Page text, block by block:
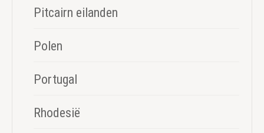
Pitcairn eilanden
Polen
Portugal
Rhodesië